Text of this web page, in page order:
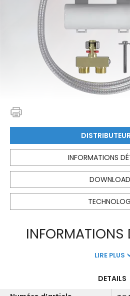
INFORMATIONS
INFORMATIONS
LIRE PLUS
DETAILS